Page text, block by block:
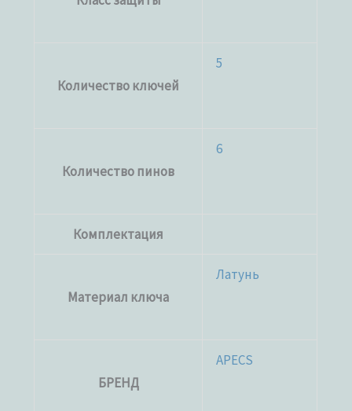
Количество ключей
5
Количество пинов
6
Комплектация
Материал ключа
Латунь
БРЕНД
APECS